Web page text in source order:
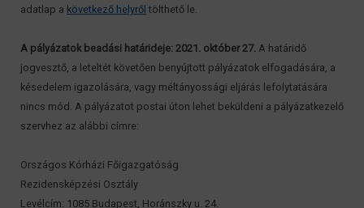
adatlap a következő helyről tölthető le.
A pályázatok beadási határideje: 2021. október 27. A határidő
jogvesztő, a leteltét követően benyújtott pályázatok elfogadására, a
késedelem igazolására, vagy méltányossági eljárás lefolytatására
nincs mód. A pályázatot postai úton lehet beküldeni a pályázatkezelő
szervhez az alábbi címre:
Országos Kórházi Főigazgatóság
Rezidensképzési Osztály
Levélcím: 1085 Budapest, Horánszky u. 24.